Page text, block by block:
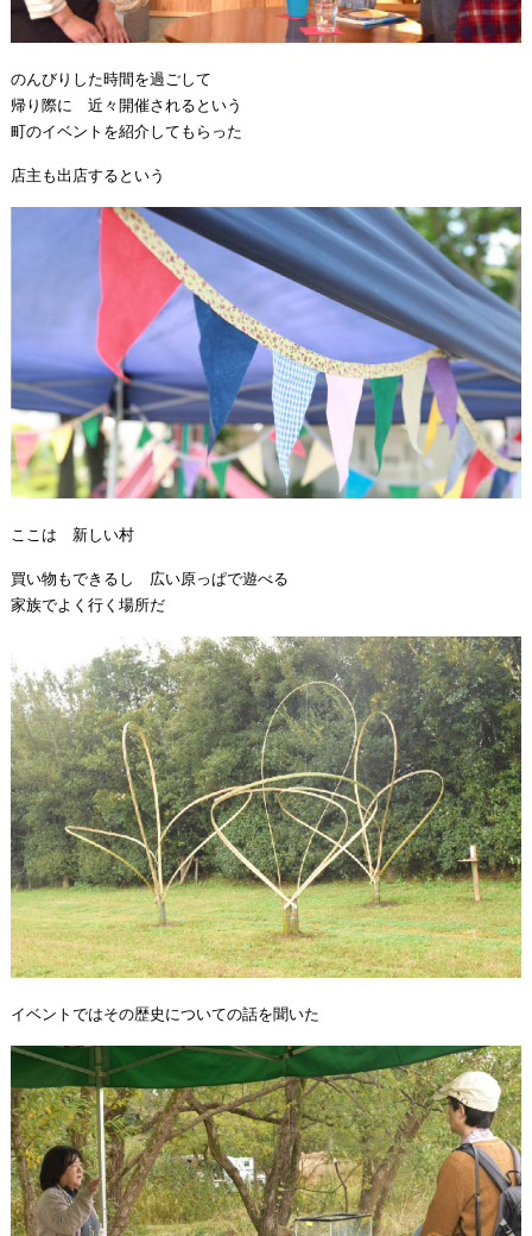
のんびりした時間を過ごして
帰り際に 近々開催されるという
町のイベントを紹介してもらった
店主も出店するという
ここは 新しい村
買い物もできるし 広い原っぱで遊べる
家族でよく行く場所だ
イベントではその歴史についての話を聞いた